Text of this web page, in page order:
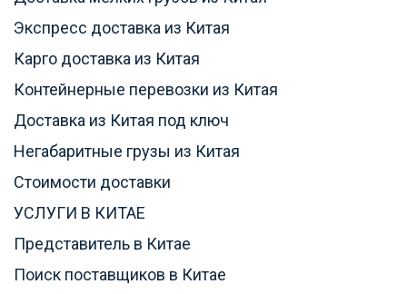
Экспресс доставка из Китая
Карго доставка из Китая
Контейнерные перевозки из Китая
Доставка из Китая под ключ
Негабаритные грузы из Китая
Стоимости доставки
УСЛУГИ В КИТАЕ
Представитель в Китае
Поиск поставщиков в Китае